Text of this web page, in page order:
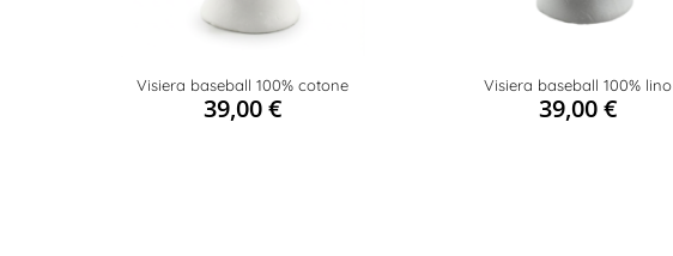
Visiera baseball 100% cotone
39,00€
Visiera baseball 100% lino
39,00€